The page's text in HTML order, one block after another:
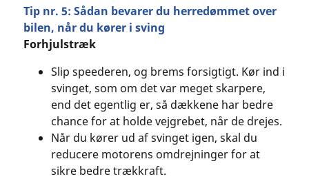
Tip nr. 5: Sådan bevarer du herredømmet over
bilen, når du kører i sving
Forhjulstræk
Slip speederen, og brems forsigtigt. Kør ind i
svinget, som om det var meget skarpere,
end det egentlig er, så dækkene har bedre
chance for at holde vejgrebet, når de drejes.
Når du kører ud af svinget igen, skal du
reducere motorens omdrejninger for at
sikre bedre trækkraft.